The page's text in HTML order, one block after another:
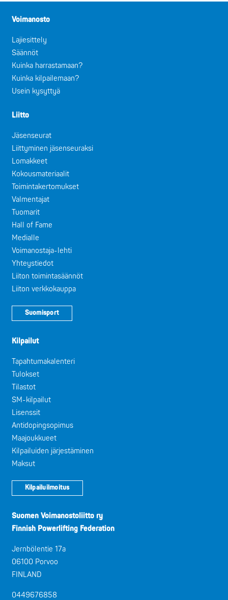
Voimanosto
Lajiesittely
Säännöt
Kuinka harrastamaan?
Kuinka kilpailemaan?
Usein kysyttyä
Liitto
Jäsenseurat
Liittyminen jäsenseuraksi
Lomakkeet
Kokousmateriaalit
Toimintakertomukset
Valmentajat
Tuomarit
Hall of Fame
Medialle
Voimanostaja-lehti
Yhteystiedot
Liiton toimintasäännöt
Liiton verkkokauppa
Suomisport
Kilpailut
Tapahtumakalenteri
Tulokset
Tilastot
SM-kilpailut
Lisenssit
Antidopingsopimus
Maajoukkueet
Kilpailuiden järjestäminen
Maksut
Kilpailuilmoitus
Suomen Voimanostoliitto ry
Finnish Powerlifting Federation
Jernbölentie 17a
06100 Porvoo
FINLAND
0449676858